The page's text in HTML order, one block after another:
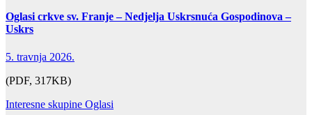
Oglasi crkve sv. Franje – Nedjelja Uskrsnuća Gospodinova –
Uskrs
5. travnja 2026.
(PDF, 317KB)
Interesne skupine Oglasi